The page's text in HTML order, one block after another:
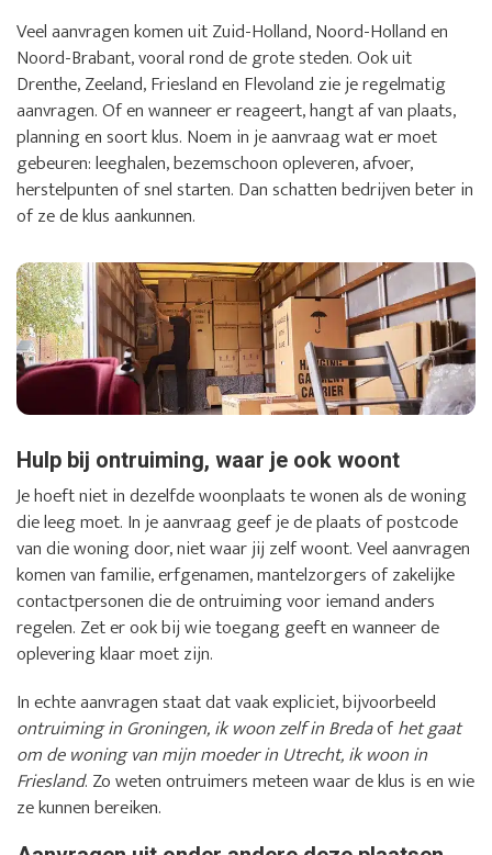
Veel aanvragen komen uit Zuid-Holland, Noord-Holland en
Noord-Brabant, vooral rond de grote steden. Ook uit
Drenthe, Zeeland, Friesland en Flevoland zie je regelmatig
aanvragen. Of en wanneer er reageert, hangt af van plaats,
planning en soort klus. Noem in je aanvraag wat er moet
gebeuren: leeghalen, bezemschoon opleveren, afvoer,
herstelpunten of snel starten. Dan schatten bedrijven beter in
of ze de klus aankunnen.
Hulp bij ontruiming, waar je ook woont
Je hoeft niet in dezelfde woonplaats te wonen als de woning
die leeg moet. In je aanvraag geef je de plaats of postcode
van die woning door, niet waar jij zelf woont. Veel aanvragen
komen van familie, erfgenamen, mantelzorgers of zakelijke
contactpersonen die de ontruiming voor iemand anders
regelen. Zet er ook bij wie toegang geeft en wanneer de
oplevering klaar moet zijn.
In echte aanvragen staat dat vaak expliciet, bijvoorbeeld
ontruiming in Groningen, ik woon zelf in Bredaofhet gaat
om de woning van mijn moeder in Utrecht, ik woon in
Friesland. Zo weten ontruimers meteen waar de klus is en wie
ze kunnen bereiken.